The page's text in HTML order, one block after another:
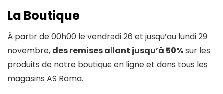
La Boutique
À partir de 00h00 le vendredi 26 et jusqu’au lundi 29
novembre, desremises allant jusqu’à 50%sur les
produits de notre boutique en ligne et dans tous les
magasins AS Roma.